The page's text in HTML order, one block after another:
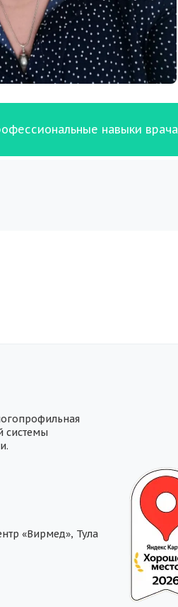
навыки врача
системы